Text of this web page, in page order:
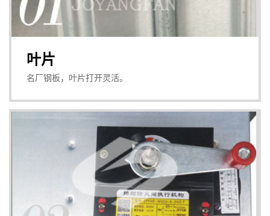
叶片
名厂钢板，叶片打开灵活。